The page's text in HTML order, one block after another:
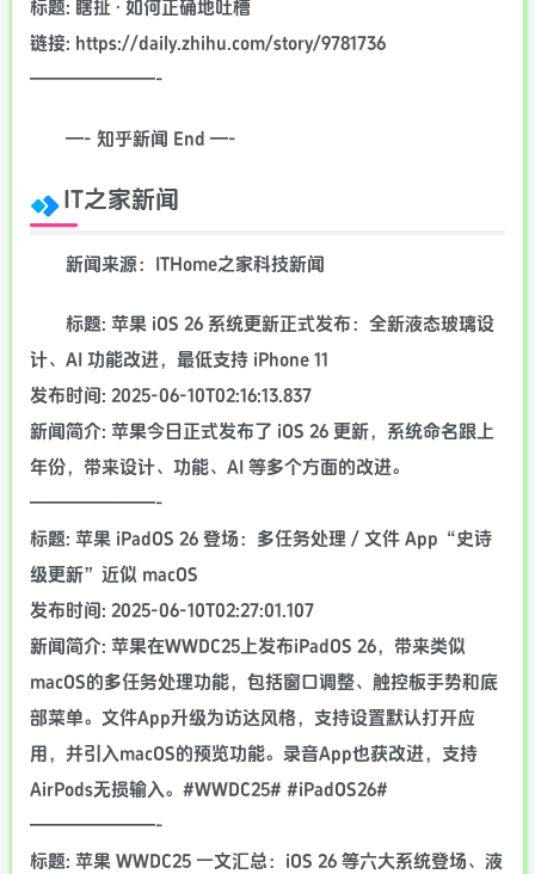
标题: 瞎扯 · 如何正确地吐槽
链接: https://daily.zhihu.com/story/9781736
———————-
—- 知乎新闻 End —-
IT之家新闻
新闻来源：ITHome之家科技新闻
标题: 苹果 iOS 26 系统更新正式发布：全新液态玻璃设
计、AI 功能改进，最低支持 iPhone 11
发布时间: 2025-06-10T02:16:13.837
新闻简介: 苹果今日正式发布了 iOS 26 更新，系统命名跟上
年份，带来设计、功能、AI 等多个方面的改进。
———————-
标题: 苹果 iPadOS 26 登场：多任务处理 / 文件 App“史诗
级更新”近似 macOS
发布时间: 2025-06-10T02:27:01.107
新闻简介: 苹果在WWDC25上发布iPadOS 26，带来类似
macOS的多任务处理功能，包括窗口调整、触控板手势和底
部菜单。文件App升级为访达风格，支持设置默认打开应
用，并引入macOS的预览功能。录音App也获改进，支持
AirPods无损输入。#WWDC25# #iPadOS26#
———————-
标题: 苹果 WWDC25 一文汇总：iOS 26 等六大系统登场、液